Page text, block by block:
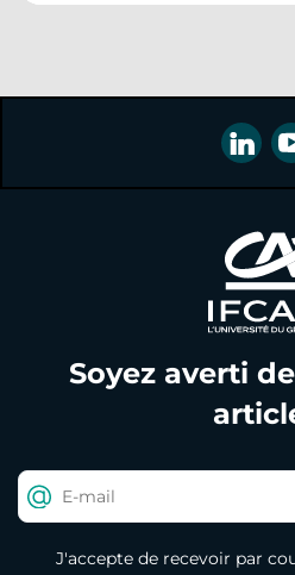
Soyez averti
J'accepte de recevoir par